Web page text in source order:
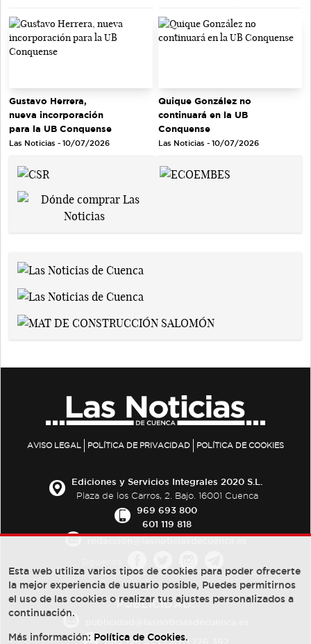
Gustavo Herrera,
nueva incorporación
para la UB Conquense
Las Noticias - 10/07/2026
Quique González no
continuará en la UB
Conquense
Las Noticias - 10/07/2026
AVISO LEGAL POLÍTICA DE PRIVACIDAD POLÍTICA DE COOKIES
Ediciones y Servicios Integrales 2020 S.L.
Plaza de los Carros, 2. Bajo. 16001 Cuenca
969 693 800
601 119 818
PUBLICIDAD:
684 126 573/670 726 392
Esta web utiliza varios tipos de cookies para poder ofrecerte
la mejor experiencia de usuario posible, Puedes permitirnos
el uso de las cookies o realizar tus ajustes personalizados a
continuación.
Más información: Política de Cookies.